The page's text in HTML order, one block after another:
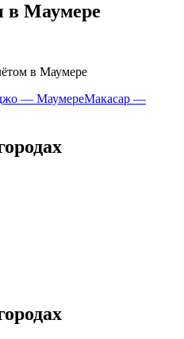
в Маумере
в Маумере
— МаумереМакасар —